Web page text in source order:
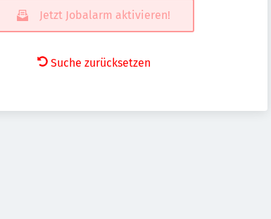
Jetzt Jobalarm aktivieren!
Suche zurücksetzen